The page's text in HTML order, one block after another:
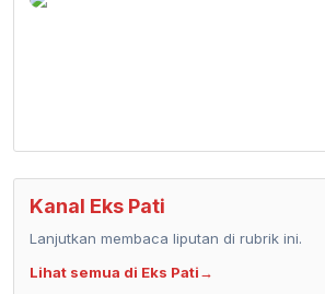
Kanal Eks Pati
Lanjutkan membaca liputan di rubrik ini.
Lihat semua di Eks Pati→